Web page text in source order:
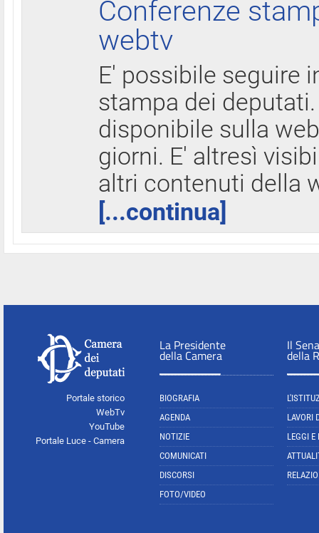
Conferenze
webtv
E' possibile seguire
stampa dei
disponibile sulla
giorni. E' altresì
altri contenuti della
[...continua]
Portale storico
WebTv
YouTube
Portale Luce - Camera
La Presidente
della Camera
BIOGRAFIA
AGENDA
NOTIZIE
COMUNICATI
DISCORSI
FOTO/VIDEO
Il
della
LAVORI
LEGGI E